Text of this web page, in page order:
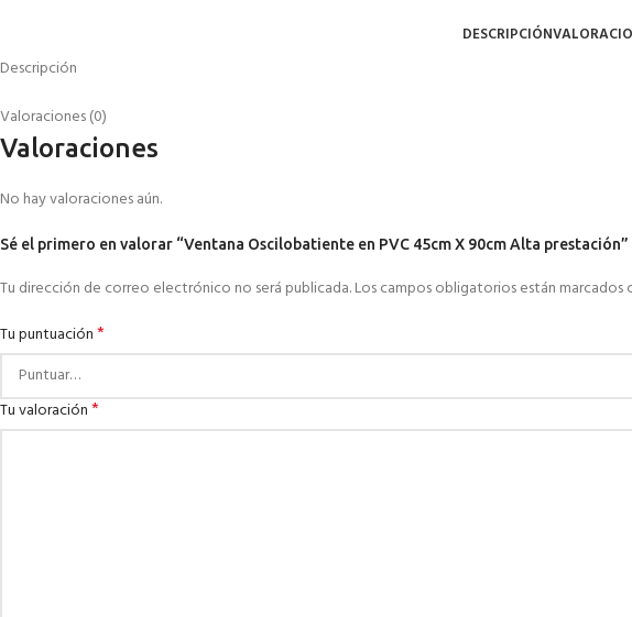
DESCRIPCIÓN
Descripción
Valoraciones (0)
Valoraciones
No hay valoraciones aún.
Sé el primero en valorar “Ventana Oscilobatiente en PVC 45cm X 90cm Alta prestación”
Tu dirección de correo electrónico no será publicada.Los campos obligatorios están marcados
Tu puntuación*
Tu valoración*